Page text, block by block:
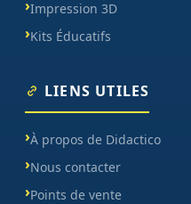
Impression 3D
Kits Éducatifs
LIENS UTILES
À propos de Didactico
Nous contacter
Points de vente